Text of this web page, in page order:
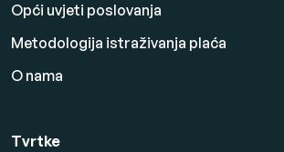
Opći uvjeti poslovanja
Metodologija istraživanja plaća
O nama
Tvrtke